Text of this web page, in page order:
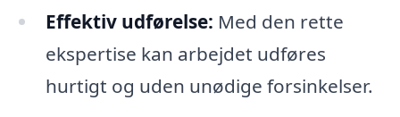
Effektiv udførelse: Med den rette
ekspertise kan arbejdet udføres
hurtigt og uden unødige forsinkelser.